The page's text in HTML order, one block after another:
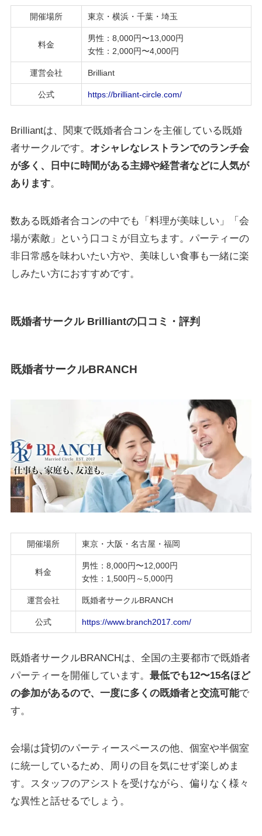
開催場所 東京・横浜・千葉・埼玉
料金
男性：8,000円〜13,000円
女性：2,000円〜4,000円
運営会社 Brilliant
公式 https://brilliant-circle.com/
Brilliantは、関東で既婚者合コンを主催している既婚
者サークルです。 オシャレなレストランでのランチ会
が多く、日中に時間がある主婦や経営者などに人気が
あります。
数ある既婚者合コンの中でも「料理が美味しい」「会
場が素敵」という口コミが目立ちます。パーティーの
非日常感を味わいたい方や、美味しい食事も一緒に楽
しみたい方におすすめです。
既婚者サークル Brilliantの口コミ・評判
既婚者サークルBRANCH
開催場所 東京・大阪・名古屋・福岡
料金
男性：8,000円〜12,000円
女性：1,500円～5,000円
運営会社 既婚者サークルBRANCH
公式 https://www.branch2017.com/
既婚者サークルBRANCHは、全国の主要都市で既婚者
パーティーを開催しています。 最低でも12〜15名ほど
の参加があるので、一度に多くの既婚者と交流可能で
す。
会場は貸切のパーティースペースの他、個室や半個室
に統一しているため、周りの目を気にせず楽しめま
す。スタッフのアシストを受けながら、偏りなく様々
な異性と話せるでしょう。